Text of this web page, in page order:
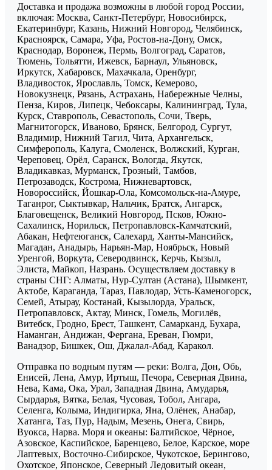
Доставка и продажа возможны в любой город России,
включая: Москва, Санкт-Петербург, Новосибирск,
Екатеринбург, Казань, Нижний Новгород, Челябинск,
Красноярск, Самара, Уфа, Ростов-на-Дону, Омск,
Краснодар, Воронеж, Пермь, Волгоград, Саратов,
Тюмень, Тольятти, Ижевск, Барнаул, Ульяновск,
Иркутск, Хабаровск, Махачкала, Оренбург,
Владивосток, Ярославль, Томск, Кемерово,
Новокузнецк, Рязань, Астрахань, Набережные Челны,
Пенза, Киров, Липецк, Чебоксары, Калининград, Тула,
Курск, Ставрополь, Севастополь, Сочи, Тверь,
Магнитогорск, Иваново, Брянск, Белгород, Сургут,
Владимир, Нижний Тагил, Чита, Архангельск,
Симферополь, Калуга, Смоленск, Волжский, Курган,
Череповец, Орёл, Саранск, Вологда, Якутск,
Владикавказ, Мурманск, Грозный, Тамбов,
Петрозаводск, Кострома, Нижневартовск,
Новороссийск, Йошкар-Ола, Комсомольск-на-Амуре,
Таганрог, Сыктывкар, Нальчик, Братск, Ангарск,
Благовещенск, Великий Новгород, Псков, Южно-
Сахалинск, Норильск, Петропавловск-Камчатский,
Абакан, Нефтеюганск, Салехард, Ханты-Мансийск,
Магадан, Анадырь, Нарьян-Мар, Ноябрьск, Новый
Уренгой, Воркута, Северодвинск, Керчь, Кызыл,
Элиста, Майкоп, Назрань. Осуществляем доставку в
страны СНГ: Алматы, Нур-Султан (Астана), Шымкент,
Актобе, Караганда, Тараз, Павлодар, Усть-Каменогорск,
Семей, Атырау, Костанай, Кызылорда, Уральск,
Петропавловск, Актау, Минск, Гомель, Могилёв,
Витебск, Гродно, Брест, Ташкент, Самарканд, Бухара,
Наманган, Андижан, Фергана, Ереван, Гюмри,
Ванадзор, Бишкек, Ош, Джалал-Абад, Каракол.
Отправка по водным путям — реки: Волга, Дон, Обь,
Енисей, Лена, Амур, Иртыш, Печора, Северная Двина,
Нева, Кама, Ока, Урал, Западная Двина, Амударья,
Сырдарья, Вятка, Белая, Чусовая, Тобол, Ангара,
Селенга, Колыма, Индигирка, Яна, Олёнек, Анабар,
Хатанга, Таз, Пур, Надым, Мезень, Онега, Свирь,
Вуокса, Нарва. Моря и океаны: Балтийское, Чёрное,
Азовское, Каспийское, Баренцево, Белое, Карское, море
Лаптевых, Восточно-Сибирское, Чукотское, Берингово,
Охотское, Японское, Северный Ледовитый океан,